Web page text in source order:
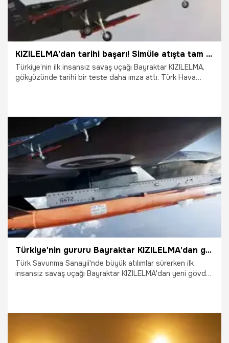
KIZILELMA'dan tarihi başarı! Simüle atışta tam isabet
Türkiye’nin ilk insansız savaş uçağı Bayraktar KIZILELMA,
gökyüzünde tarihi bir teste daha imza attı. Türk Hava
simüle atış testinde tam isabet sağladı.
20.11.2025 Gündem
Türkiye'nin gururu Bayraktar KIZILELMA'dan gövde gösterisi! Dünyada bir ilk...
Türk Savunma Sanayii'nde büyük atılımlar sürerken ilk
insansız savaş uçağı Bayraktar KIZILELMA'dan yeni gövde
donanım ve mühimmatlarla uçtu.